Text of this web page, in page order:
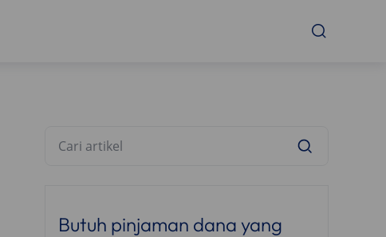
Butuh pinjaman dana yang